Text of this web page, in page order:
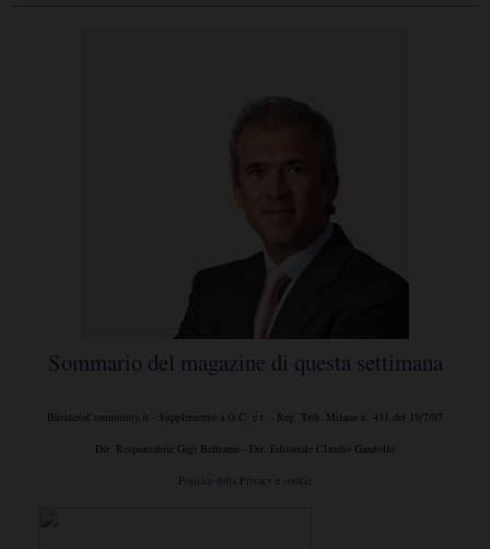
Sommario del magazine di questa settimana
BusinessCommunity.it - Supplemento a G.C. e t. - Reg. Trib. Milano n. 431 del 19/7/97
Dir. Responsabile Gigi Beltrame - Dir. Editoriale Claudio Gandolfo
Politica della Privacy e cookie